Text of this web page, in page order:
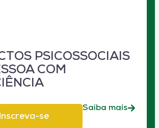
PSICOSSOCIAIS
COM
Inscreva-se
Saiba mais